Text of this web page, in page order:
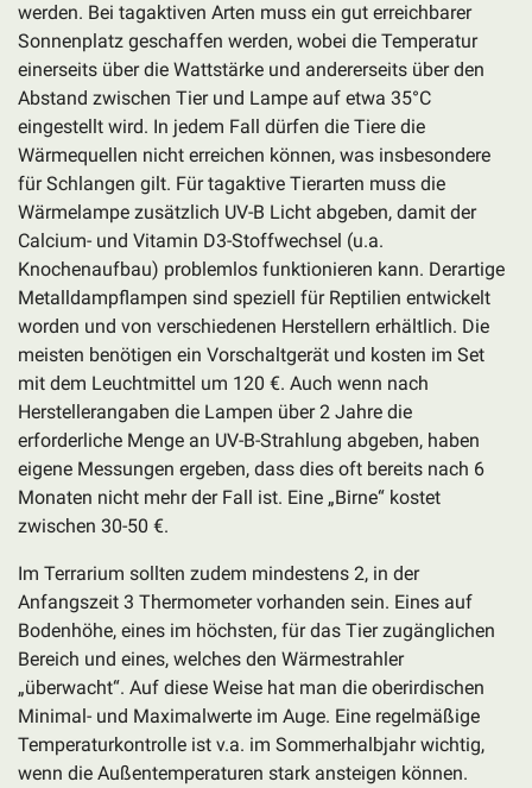
werden. Bei tagaktiven Arten muss ein gut erreichbarer
Sonnenplatz geschaffen werden, wobei die Temperatur
einerseits über die Wattstärke und andererseits über den
Abstand zwischen Tier und Lampe auf etwa 35°C
eingestellt wird. In jedem Fall dürfen die Tiere die
Wärmequellen nicht erreichen können, was insbesondere
für Schlangen gilt. Für tagaktive Tierarten muss die
Wärmelampe zusätzlich UV-B Licht abgeben, damit der
Calcium- und Vitamin D3-Stoffwechsel (u.a.
Knochenaufbau) problemlos funktionieren kann. Derartige
Metalldampflampen sind speziell für Reptilien entwickelt
worden und von verschiedenen Herstellern erhältlich. Die
meisten benötigen ein Vorschaltgerät und kosten im Set
mit dem Leuchtmittel um 120 €. Auch wenn nach
Herstellerangaben die Lampen über 2 Jahre die
erforderliche Menge an UV-B-Strahlung abgeben, haben
eigene Messungen ergeben, dass dies oft bereits nach 6
Monaten nicht mehr der Fall ist. Eine „Birne“ kostet
zwischen 30-50 €.
Im Terrarium sollten zudem mindestens 2, in der
Anfangszeit 3 Thermometer vorhanden sein. Eines auf
Bodenhöhe, eines im höchsten, für das Tier zugänglichen
Bereich und eines, welches den Wärmestrahler
„überwacht“. Auf diese Weise hat man die oberirdischen
Minimal- und Maximalwerte im Auge. Eine regelmäßige
Temperaturkontrolle ist v.a. im Sommerhalbjahr wichtig,
wenn die Außentemperaturen stark ansteigen können.